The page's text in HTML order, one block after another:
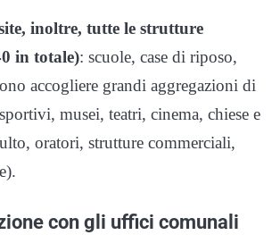
inoltre, tutte le strutture
in totale): scuole, case di riposo,
accogliere grandi aggregazioni di
musei, teatri, cinema, chiese e
oratori, strutture commerciali,
con gli uffici comunali